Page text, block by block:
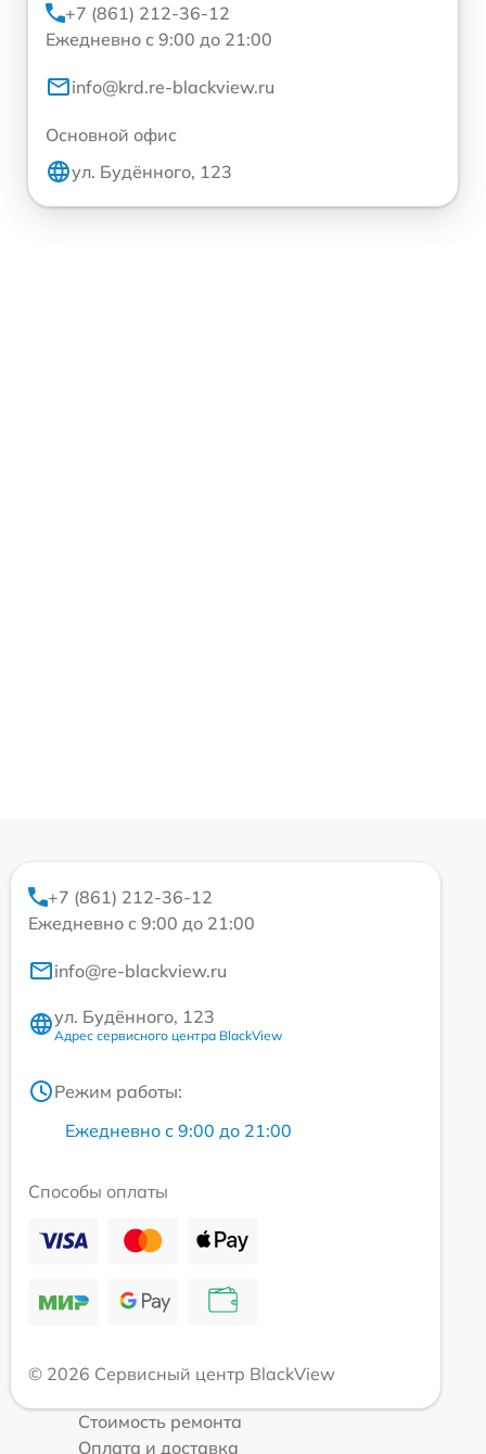
+7 (861) 212-36-12
Ежедневно с 9:00 до 21:00
info@krd.re-blackview.ru
Основной офис
ул. Будённого, 123
+7 (861) 212-36-12
Ежедневно с 9:00 до 21:00
info@re-blackview.ru
ул. Будённого, 123
Адрес сервисного центра BlackView
Режим работы:
Ежедневно с 9:00 до 21:00
Способы оплаты
© 2026 Сервисный центр BlackView
Стоимость ремонта
Оплата и доставка